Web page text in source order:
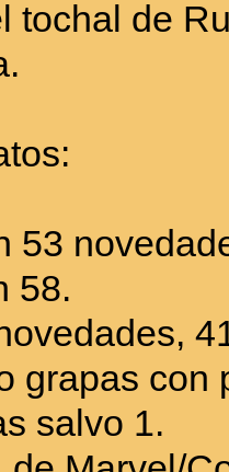
tochal de
53
58.
grapas con
salvo 1.